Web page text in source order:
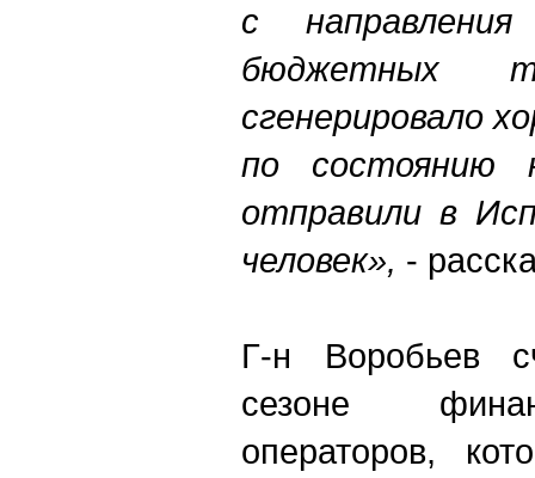
с
бюджетных
сгенерировало
по состоянию
отправили в
человек», -
Г-н Воробьев
сезоне
операторов,